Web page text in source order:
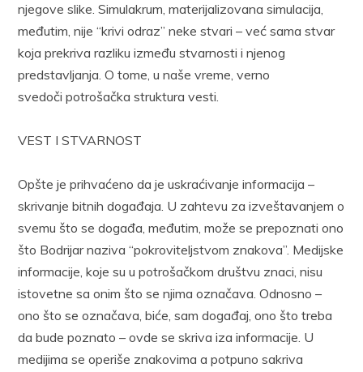
njegove slike. Simulakrum, materijalizovana simulacija,
međutim, nije “krivi odraz” neke stvari – već sama stvar
koja prekriva razliku između stvarnosti i njenog
predstavljanja. O tome, u naše vreme, verno
svedoči potrošačka struktura vesti.
VEST I STVARNOST
Opšte je prihvaćeno da je uskraćivanje informacija –
skrivanje bitnih događaja. U zahtevu za izveštavanjem o
svemu što se događa, međutim, može se prepoznati ono
što Bodrijar naziva “pokroviteljstvom znakova”. Medijske
informacije, koje su u potrošačkom društvu znaci, nisu
istovetne sa onim što se njima označava. Odnosno –
ono što se označava, biće, sam događaj, ono što treba
da bude poznato – ovde se skriva iza informacije. U
medijima se operiše znakovima a potpuno sakriva